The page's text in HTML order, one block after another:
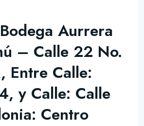
Aurrera
– Calle 22 No.
Entre Calle:
y Calle: Calle
Centro